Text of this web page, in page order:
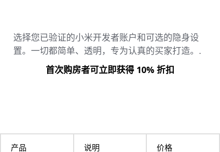
选择您已验证的小米开发者账户和可选的隐身设
置。一切都简单、透明，专为认真的买家打造。.
首次购房者可立即获得 10% 折扣
产品 说明 价格